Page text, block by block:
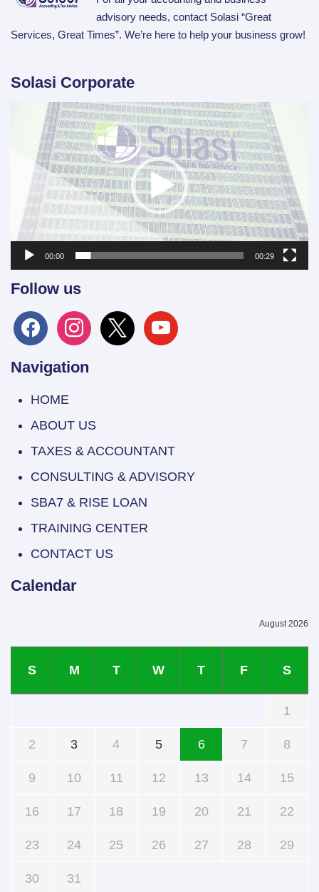
advisory needs, contact Solasi “Great
Services, Great Times”. We’re here to help your business grow!
Solasi Corporate
Player
00:00 00:29
Follow us
facebookinstagram
x youtube
Navigation
HOME
ABOUT US
TAXES & ACCOUNTANT
CONSULTING & ADVISORY
SBA7 & RISE LOAN
TRAINING CENTER
CONTACT US
Calendar
August 2026
S M T W T F S
1
2 3 4 5 6 7 8
9 10 11 12 13 14 15
16 17 18 19 20 21 22
23 24 25 26 27 28 29
30 31